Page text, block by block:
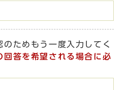
のためもう一度入力してく
回答を希望される場合に必